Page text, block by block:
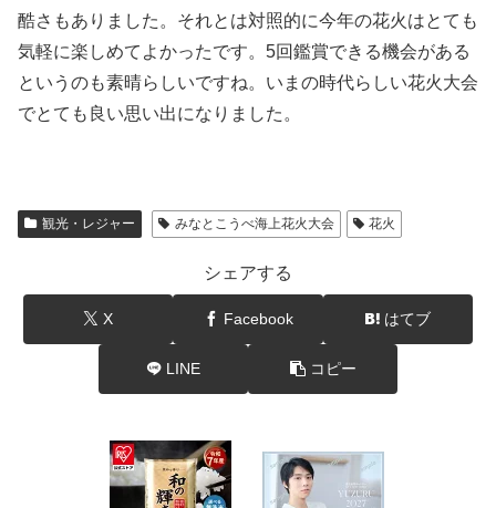
酷さもありました。それとは対照的に今年の花火はとても
気軽に楽しめてよかったです。5回鑑賞できる機会がある
というのも素晴らしいですね。いまの時代らしい花火大会
でとても良い思い出になりました。
観光・レジャー みなとこうべ海上花火大会 花火
シェアする
X Facebook はてブ
LINE コピー